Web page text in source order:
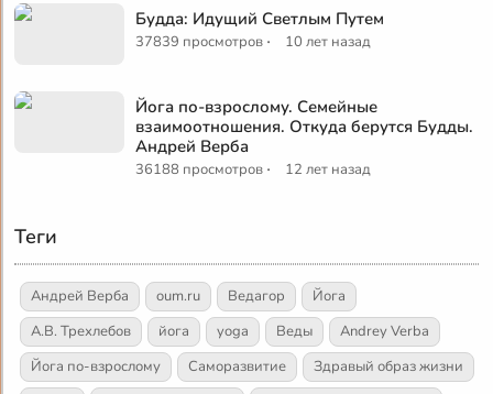
Будда: Идущий Светлым Путем
37839 просмотров · 10 лет назад
Йога по-взрослому. Семейные
взаимоотношения. Откуда берутся Будды.
Андрей Верба
36188 просмотров · 12 лет назад
Теги
Андрей Верба oum.ru Ведагор
Йога
А.В. Трехлебов
йога yoga Веды
Andrey Verba
Йога по-взрослому
Саморазвитие
Здравый образ жизни